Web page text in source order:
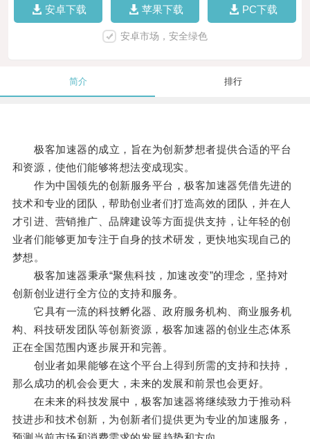
安卓下载 苹果下载 PC下载
安卓市场，安全绿色
简介 排行
极客加速器的成立，旨在为创新梦想者提供合适的平台
和资源，使他们能够将想法变成现实。
作为中国领先的创新服务平台，极客加速器凭借先进的
技术和专业的团队，帮助创业者们打造高效的团队，并在人
才引进、营销推广、品牌建设等方面提供支持，让年轻的创
业者们能够更加专注于自身的技术研发，更快地实现自己的
梦想。
极客加速器秉承“聚焦科技，加速改变”的理念，坚持对
创新创业进行全方位的支持和服务。
它具有一流的科技孵化器、政府服务机构、商业服务机
构、科技研发团队等创新资源，极客加速器的创业生态体系
正在全国范围内逐步展开和完善。
创业者如果能够在这个平台上得到所需的支持和扶持，
那么成功的机会会更大，未来的发展和前景也会更好。
在未来的科技发展中，极客加速器将继续致力于推动科
技进步和技术创新，为创新者们提供更为专业的加速服务，